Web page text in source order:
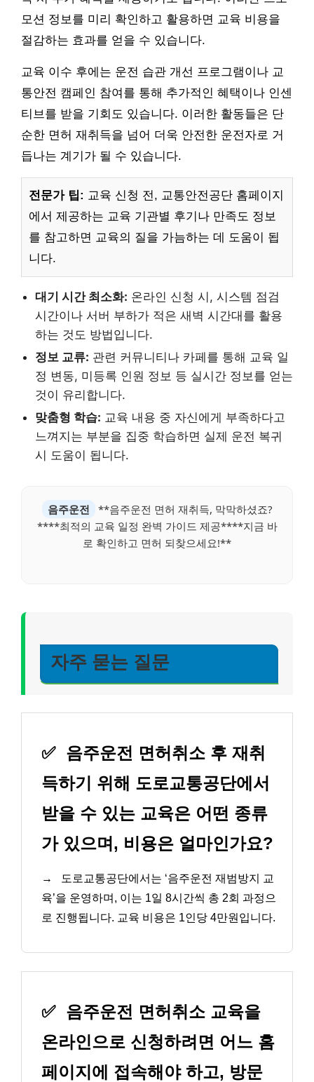
모션 정보를 미리 확인하고 활용하면 교육 비용을
절감하는 효과를 얻을 수 있습니다.
교육 이수 후에는 운전 습관 개선 프로그램이나 교
통안전 캠페인 참여를 통해 추가적인 혜택이나 인센
티브를 받을 기회도 있습니다. 이러한 활동들은 단
순한 면허 재취득을 넘어 더욱 안전한 운전자로 거
듭나는 계기가 될 수 있습니다.
전문가 팁: 교육 신청 전, 교통안전공단 홈페이지
에서 제공하는 교육 기관별 후기나 만족도 정보
를 참고하면 교육의 질을 가늠하는 데 도움이 됩
니다.
대기 시간 최소화: 온라인 신청 시, 시스템 점검
시간이나 서버 부하가 적은 새벽 시간대를 활용
하는 것도 방법입니다.
정보 교류: 관련 커뮤니티나 카페를 통해 교육 일
정 변동, 미등록 인원 정보 등 실시간 정보를 얻는
것이 유리합니다.
맞춤형 학습: 교육 내용 중 자신에게 부족하다고
느껴지는 부분을 집중 학습하면 실제 운전 복귀
시 도움이 됩니다.
음주운전
**음주운전 면허 재취득, 막막하셨죠?
****최적의 교육 일정 완벽 가이드 제공****지금 바
로 확인하고 면허 되찾으세요!**
자주 묻는 질문
✅ 음주운전 면허취소 후 재취
득하기 위해 도로교통공단에서
받을 수 있는 교육은 어떤 종류
가 있으며, 비용은 얼마인가요?
→
도로교통공단에서는 ‘음주운전 재범방지 교
육’을 운영하며, 이는 1일 8시간씩 총 2회 과정으
로 진행됩니다. 교육 비용은 1인당 4만원입니다.
✅ 음주운전 면허취소 교육을
온라인으로 신청하려면 어느 홈
페이지에 접속해야 하고, 방문